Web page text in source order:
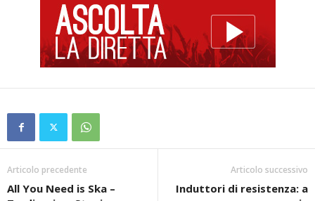
Articolo precedente
All You Need is Ska –
Articolo successivo
Induttori di resistenza: a